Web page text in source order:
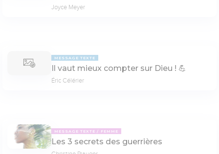
Joyce Meyer
MESSAGE TEXTE
Il vaut mieux compter sur Dieu ! 💪
Éric Célérier
MESSAGE TEXTE FEMME
Les 3 secrets des guerrières